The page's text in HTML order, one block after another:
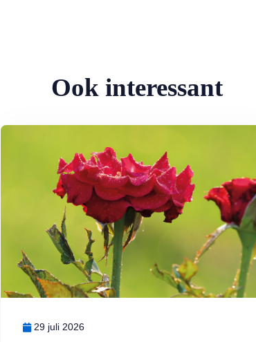
Ook interessant
29 juli 2026
Lees meer over Klimplanten voor een tuin op het noorden